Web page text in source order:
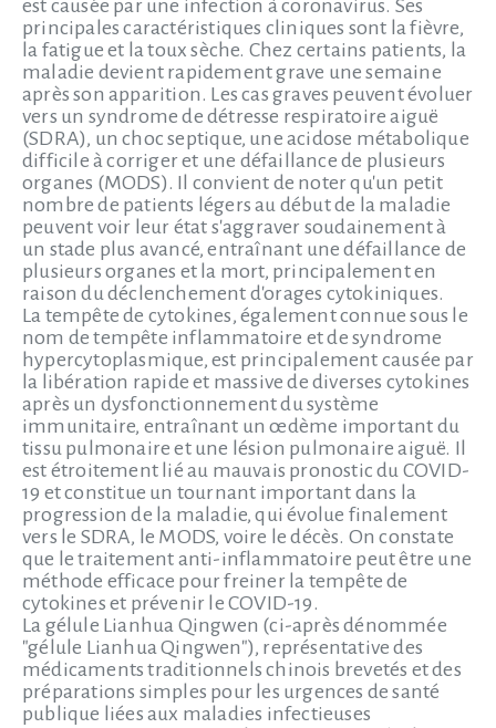
est causée par une infection à coronavirus. Ses
principales caractéristiques cliniques sont la fièvre,
la fatigue et la toux sèche. Chez certains patients, la
maladie devient rapidement grave une semaine
après son apparition. Les cas graves peuvent évoluer
vers un syndrome de détresse respiratoire aiguë
(SDRA), un choc septique, une acidose métabolique
difficile à corriger et une défaillance de plusieurs
organes (MODS). Il convient de noter qu'un petit
nombre de patients légers au début de la maladie
peuvent voir leur état s'aggraver soudainement à
un stade plus avancé, entraînant une défaillance de
plusieurs organes et la mort, principalement en
raison du déclenchement d'orages cytokiniques.
La tempête de cytokines, également connue sous le
nom de tempête inflammatoire et de syndrome
hypercytoplasmique, est principalement causée par
la libération rapide et massive de diverses cytokines
après un dysfonctionnement du système
immunitaire, entraînant un œdème important du
tissu pulmonaire et une lésion pulmonaire aiguë. Il
est étroitement lié au mauvais pronostic du COVID-
19 et constitue un tournant important dans la
progression de la maladie, qui évolue finalement
vers le SDRA, le MODS, voire le décès. On constate
que le traitement anti-inflammatoire peut être une
méthode efficace pour freiner la tempête de
cytokines et prévenir le COVID-19.
La gélule Lianhua Qingwen (ci-après dénommée
"gélule Lianhua Qingwen"), représentative des
médicaments traditionnels chinois brevetés et des
préparations simples pour les urgences de santé
publique liées aux maladies infectieuses